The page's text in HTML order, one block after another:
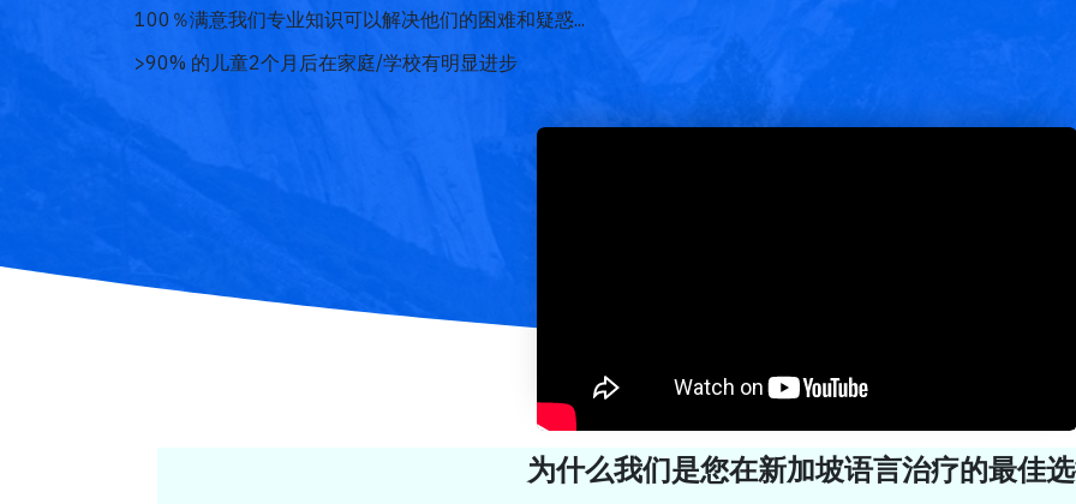
100％满意我们专业知识可以解决他们的困难和疑惑...
>90% 的儿童2个月后在家庭/学校有明显进步
为什么我们是您在新加坡语言治疗的最佳